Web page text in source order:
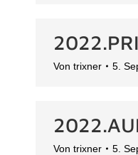
Von trixner 5.
Von trixner 5.